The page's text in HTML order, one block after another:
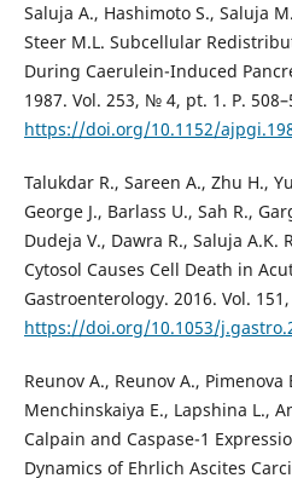
Saluja A., Hashimoto S., Saluja
Steer M.L. Subcellular
During Caerulein-Induced
1987. Vol. 253, № 4, pt. 1. P.
https://doi.org/10.1152/
Talukdar R., Sareen A., Zhu H.,
George J., Barlass U., Sah R.,
Dudeja V., Dawra R., Saluja A.K.
Cytosol Causes Cell Death in
Gastroenterology. 2016. Vol.
https://doi.org/10.1053/
Reunov A., Reunov A., Pimenova
Menchinskaiya E., Lapshina L.,
Calpain and Caspase-1
Dynamics of Ehrlich Ascites